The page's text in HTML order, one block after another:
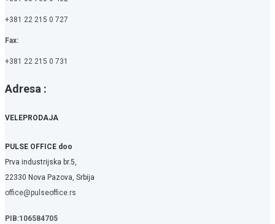
+381 22 215 0 727
Fax:
+381 22 215 0 731
Adresa :
VELEPRODAJA
PULSE OFFICE doo
Prva industrijska br.5,
22330 Nova Pazova, Srbija
office@pulseoffice.rs
PIB:106584705